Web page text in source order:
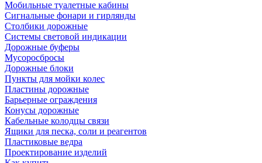
Мобильные туалетные кабины
Сигнальные фонари и гирлянды
Столбики дорожные
Системы световой индикации
Дорожные буферы
Мусоросбросы
Дорожные блоки
Пункты для мойки колес
Пластины дорожные
Барьерные ограждения
Конусы дорожные
Кабельные колодцы связи
Ящики для песка, соли и реагентов
Пластиковые ведра
Проектирование изделий